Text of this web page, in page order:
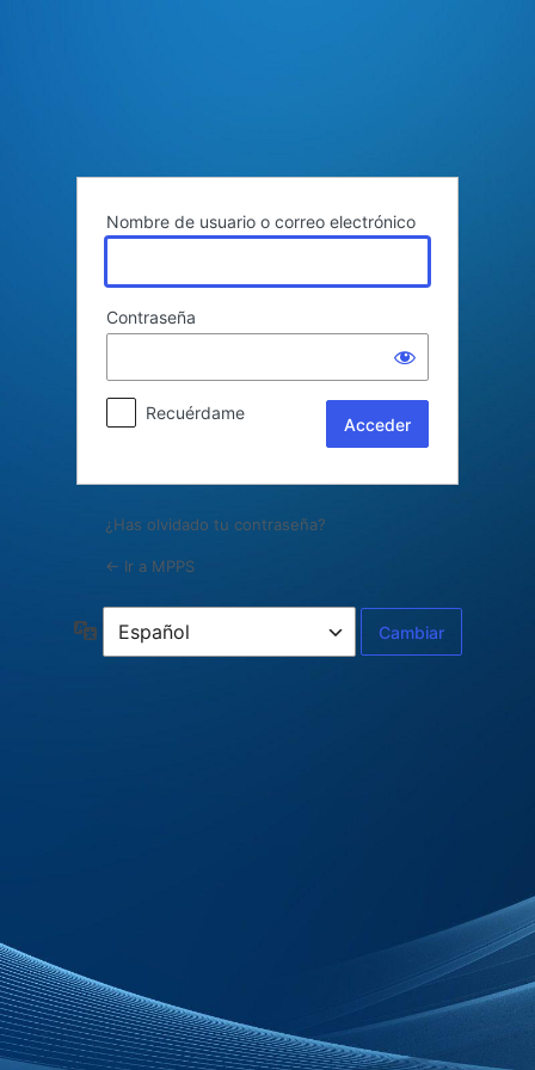
Nombre de usuario o correo electrónico
Contraseña
Recuérdame
¿Has olvidado tu contraseña?
← Ir a MPPS
Idioma